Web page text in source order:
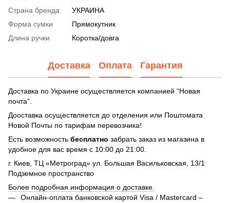
Страна бренда
УКРАИНА
Форма сумки
Прямокутник
Длина ручки
Коротка/довга
Доставка Оплата Гарантия
Доставка по Украине осуществляется компанией “Новая
почта”.
Дооставка осуществляется до отделения или Поштомата
Новой Почты по тарифам перевозчика!
Есть возможность бесплатно забрать заказ из магазина в
удобное для вас время с 10:00 до 21:00.
г. Киев, ТЦ «Метроград» ул. Большая Васильковская, 13/1
Подземное пространство
Более подробная информация о доставке.
Онлайн-оплата банковской картой Visa / Mastercard –